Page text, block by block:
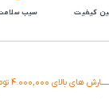
کیفیت سیب
های بالای 4.000,000 تومان